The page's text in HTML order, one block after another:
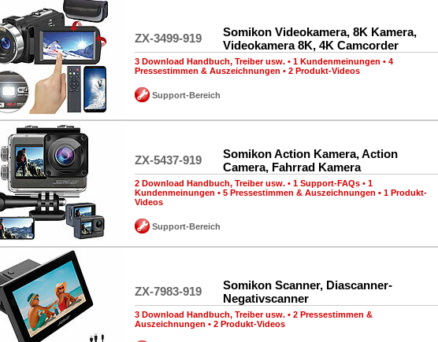
ZX-3499-919
Somikon Videokamera, 8K Kamera,
Videokamera 8K, 4K Camcorder
3 Download Handbuch, Treiber usw. • 1 Kundenmeinungen • 4
Pressestimmen & Auszeichnungen • 2 Produkt-Videos
Support-Bereich
ZX-5437-919
Somikon Action Kamera, Action
Camera, Fahrrad Kamera
2 Download Handbuch, Treiber usw. • 1 Support-FAQs • 1
Kundenmeinungen • 5 Pressestimmen & Auszeichnungen • 1 Produkt-
Videos
Support-Bereich
ZX-7983-919
Somikon Scanner, Diascanner-
Negativscanner
3 Download Handbuch, Treiber usw. • 2 Pressestimmen &
Auszeichnungen • 2 Produkt-Videos